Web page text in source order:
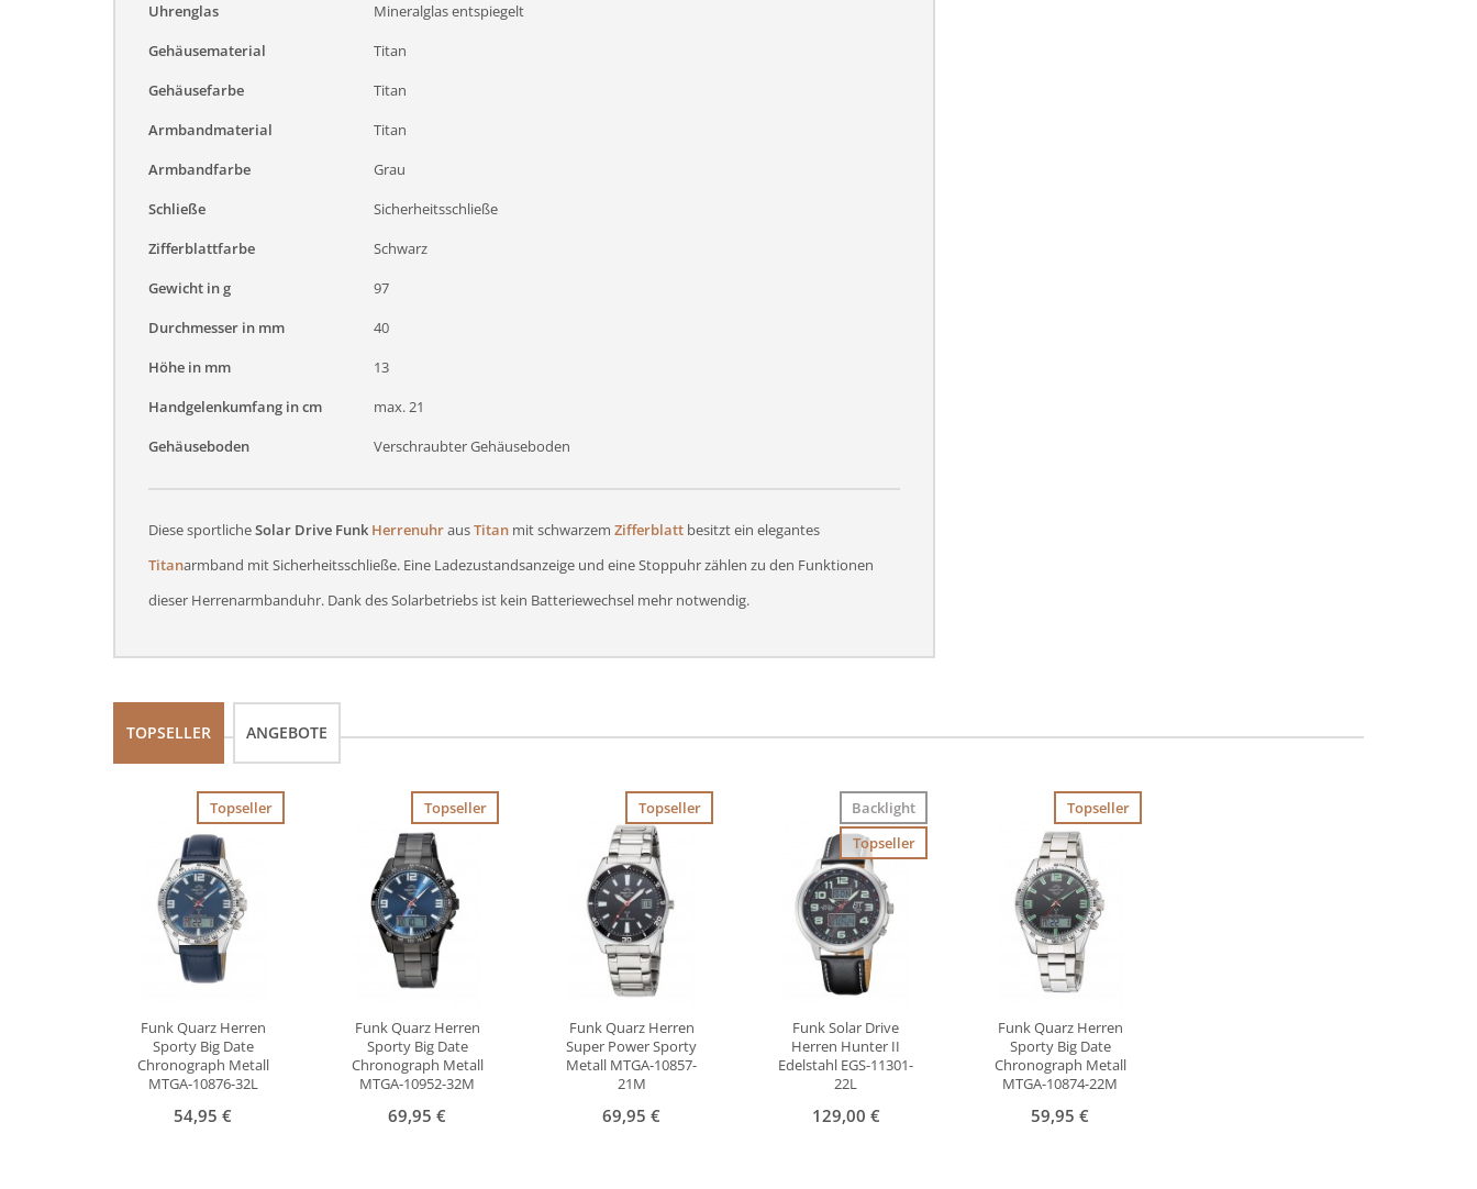
Uhrenglas
Mineralglas entspiegelt
Gehäusematerial
Titan
Gehäusefarbe
Titan
Armbandmaterial
Titan
Armbandfarbe
Grau
Schließe
Sicherheitsschließe
Zifferblattfarbe
Schwarz
Gewicht in g
97
Durchmesser in mm
40
Höhe in mm
13
Handgelenkumfang in cm
max. 21
Gehäuseboden
Verschraubter Gehäuseboden
Diese sportlicheSolar Drive Funk HerrenuhrausTitan mit schwarzem Zifferblatt besitzt ein elegantes
Titanarmband mit Sicherheitsschließe. Eine Ladezustandsanzeige und eine Stoppuhr zählen zu den Funktionen
dieser Herrenarmbanduhr. Dank des Solarbetriebs ist kein Batteriewechsel mehr notwendig.
TOPSELLER ANGEBOTE
Topseller
Funk Quarz Herren
Sporty Big Date
Chronograph Metall
MTGA-10876-32L
54,95 €
Topseller
Funk Quarz Herren
Sporty Big Date
Chronograph Metall
MTGA-10952-32M
69,95 €
Topseller
Funk Quarz Herren
Super Power Sporty
Metall MTGA-10857-
21M
69,95 €
Backlight
Topseller
Funk Solar Drive
Herren Hunter II
Edelstahl EGS-11301-
22L
129,00 €
Topseller
Funk Quarz Herren
Sporty Big Date
Chronograph Metall
MTGA-10874-22M
59,95 €